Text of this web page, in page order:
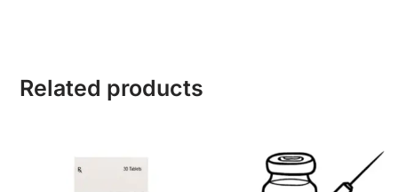
Related products